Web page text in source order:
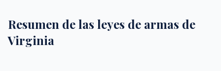
Resumen de las leyes de armas de
Virginia